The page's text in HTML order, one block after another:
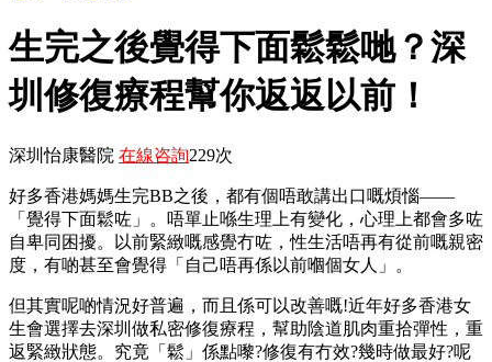
生完之後覺得下面鬆鬆哋？深
圳修復療程幫你返返以前！
深圳怡康醫院 在線咨詢229次
好多香港媽媽生完BB之後，都有個唔敢講出口嘅煩惱——
「覺得下面鬆咗」。唔單止喺生理上有變化，心理上都會多咗
自卑同困擾。以前緊緻嘅感覺冇咗，性生活唔再有從前嘅親密
度，有啲甚至會覺得「自己唔再係以前嗰個女人」。
但其實呢啲情況好普遍，而且係可以改善嘅!近年好多香港女
生會選擇去深圳做私密修復療程，幫助陰道肌肉重拾彈性，重
返緊緻狀態。究竟「鬆」係點嚟?修復有冇效?幾時做最好?呢